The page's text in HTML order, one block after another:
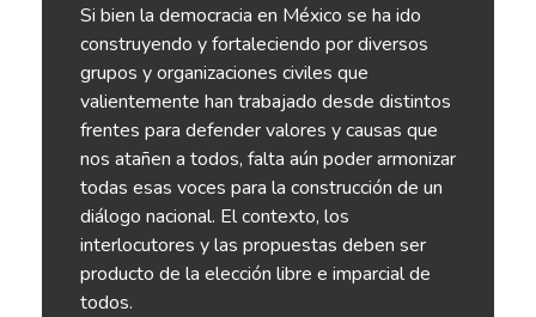
Si bien la democracia en México se ha ido
construyendo y fortaleciendo por diversos
grupos y organizaciones civiles que
valientemente han trabajado desde distintos
frentes para defender valores y causas que
nos atañen a todos, falta aún poder armonizar
todas esas voces para la construcción de un
diálogo nacional. El contexto, los
interlocutores y las propuestas deben ser
producto de la elección libre e imparcial de
todos.